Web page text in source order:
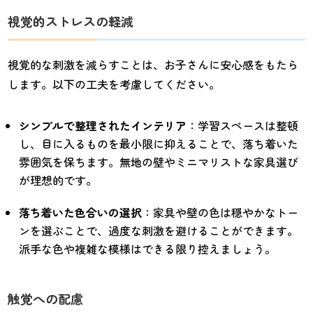
視覚的ストレスの軽減
視覚的な刺激を減らすことは、お子さんに安心感をもたら
します。以下の工夫を考慮してください。
シンプルで整理されたインテリア ：学習スペースは整頓
し、目に入るものを最小限に抑えることで、落ち着いた
雰囲気を保ちます。無地の壁やミニマリストな家具選び
が理想的です。
落ち着いた色合いの選択 ：家具や壁の色は穏やかなトー
ンを選ぶことで、過度な刺激を避けることができます。
派手な色や複雑な模様はできる限り控えましょう。
触覚への配慮